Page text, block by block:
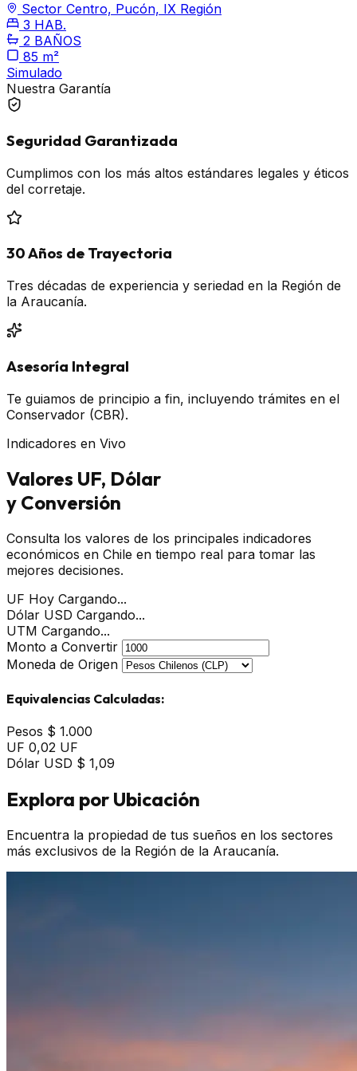
Sector Centro, Pucón, IX Región
3 HAB.
2 BAÑOS
85 m²
Simulado
Nuestra Garantía
Seguridad Garantizada
Cumplimos con los más altos estándares legales y éticos
del corretaje.
30 Años de Trayectoria
Tres décadas de experiencia y seriedad en la Región de
la Araucanía.
Asesoría Integral
Te guiamos de principio a fin, incluyendo trámites en el
Conservador (CBR).
Indicadores en Vivo
Valores UF, Dólar
y Conversión
Consulta los valores de los principales indicadores
económicos en Chile en tiempo real para tomar las
mejores decisiones.
UF Hoy Cargando...
Dólar USD Cargando...
UTM Cargando...
Monto a Convertir
Moneda de Origen
Equivalencias Calculadas:
Pesos $ 1.000
UF 0,02 UF
Dólar USD $ 1,09
Explora por Ubicación
Encuentra la propiedad de tus sueños en los sectores
más exclusivos de la Región de la Araucanía.